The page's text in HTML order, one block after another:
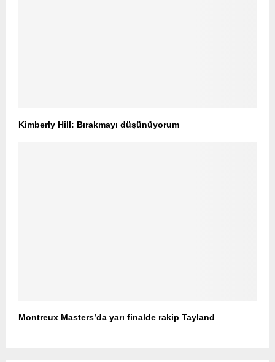
Kimberly Hill: Bırakmayı düşünüyorum
Montreux Masters’da yarı finalde rakip Tayland